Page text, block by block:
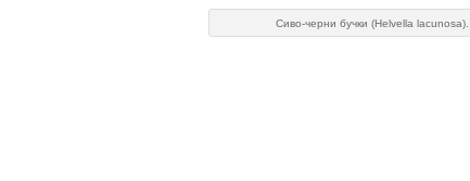
Сиво-черни бучки (Helvella lacunosa).